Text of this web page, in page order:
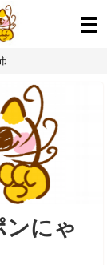
ンにゃ